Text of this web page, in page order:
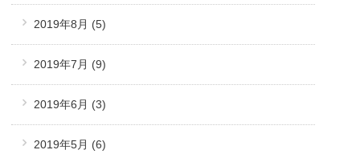
2019年8月 (5)
2019年7月 (9)
2019年6月 (3)
2019年5月 (6)